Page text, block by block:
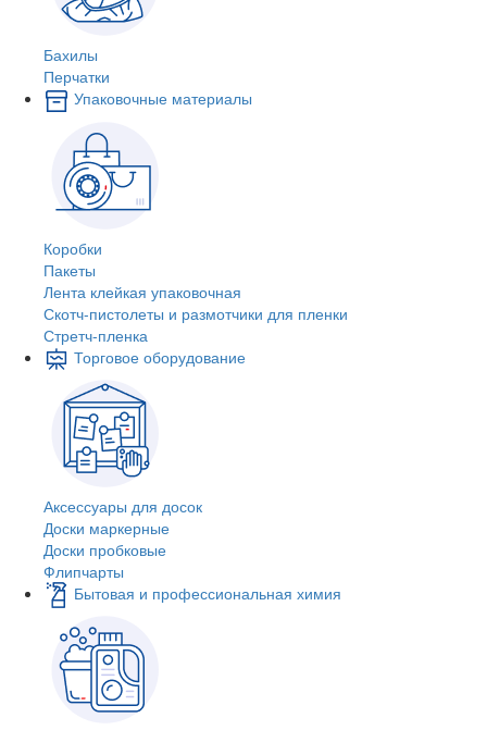
Бахилы
Перчатки
Упаковочные материалы
Коробки
Пакеты
Лента клейкая упаковочная
Скотч-пистолеты и размотчики для пленки
Стретч-пленка
Торговое оборудование
Аксессуары для досок
Доски маркерные
Доски пробковые
Флипчарты
Бытовая и профессиональная химия